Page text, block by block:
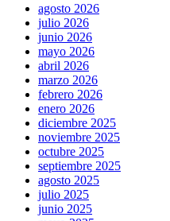
agosto 2026
julio 2026
junio 2026
mayo 2026
abril 2026
marzo 2026
febrero 2026
enero 2026
diciembre 2025
noviembre 2025
octubre 2025
septiembre 2025
agosto 2025
julio 2025
junio 2025